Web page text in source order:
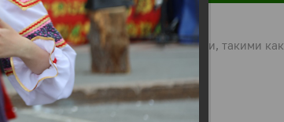
горожанам мероприятиями, такими